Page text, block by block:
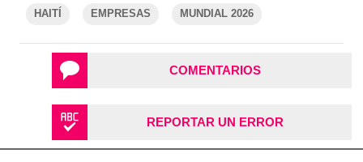
HAITÍ EMPRESAS MUNDIAL 2026
COMENTARIOS
REPORTAR UN ERROR